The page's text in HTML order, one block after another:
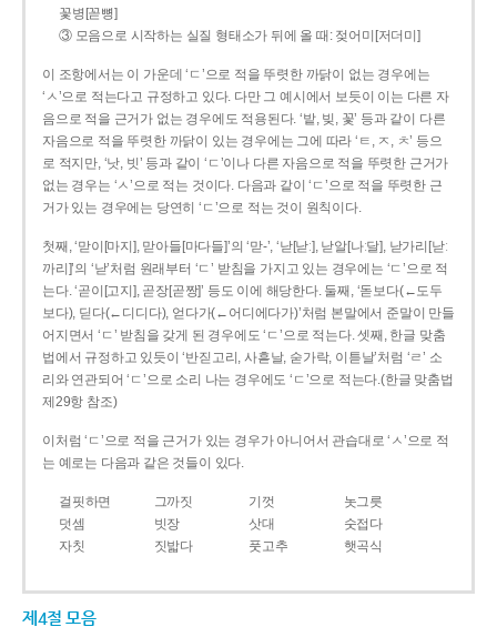
꽃병[꼳뼝]
③ 모음으로 시작하는 실질 형태소가 뒤에 올 때: 젖어미[저더미]
이 조항에서는 이 가운데 ‘ㄷ’으로 적을 뚜렷한 까닭이 없는 경우에는
‘ㅅ’으로 적는다고 규정하고 있다. 다만 그 예시에서 보듯이 이는 다른 자
음으로 적을 근거가 없는 경우에도 적용된다. ‘밭, 빚, 꽃’ 등과 같이 다른
자음으로 적을 뚜렷한 까닭이 있는 경우에는 그에 따라 ‘ㅌ, ㅈ, ㅊ’ 등으
로 적지만, ‘낫, 빗’ 등과 같이 ‘ㄷ’이나 다른 자음으로 적을 뚜렷한 근거가
없는 경우는 ‘ㅅ’으로 적는 것이다. 다음과 같이 ‘ㄷ’으로 적을 뚜렷한 근
거가 있는 경우에는 당연히 ‘ㄷ’으로 적는 것이 원칙이다.
첫째, ‘맏이[마지], 맏아들[마다들]’의 ‘맏-’, ‘낟[낟ː], 낟알[나ː달], 낟가리[낟ː
까리]’의 ‘낟’처럼 원래부터 ‘ㄷ’ 받침을 가지고 있는 경우에는 ‘ㄷ’으로 적
는다. ‘곧이[고지], 곧장[곧짱]’ 등도 이에 해당한다. 둘째, ‘돋보다(←도두
보다), 딛다(←디디다), 얻다가(←어디에다가)’처럼 본말에서 준말이 만들
어지면서 ‘ㄷ’ 받침을 갖게 된 경우에도 ‘ㄷ’으로 적는다. 셋째, 한글 맞춤
법에서 규정하고 있듯이 ‘반짇고리, 사흗날, 숟가락, 이튿날’처럼 ‘ㄹ’ 소
리와 연관되어 ‘ㄷ’으로 소리 나는 경우에도 ‘ㄷ’으로 적는다.(한글 맞춤법
제29항 참조)
이처럼 ‘ㄷ’으로 적을 근거가 있는 경우가 아니어서 관습대로 ‘ㅅ’으로 적
는 예로는 다음과 같은 것들이 있다.
걸핏하면 그까짓 기껏
놋그릇
덧셈
빗장 삿대
숫접다
자칫
짓밟다 풋고추 햇곡식
제4절 모음